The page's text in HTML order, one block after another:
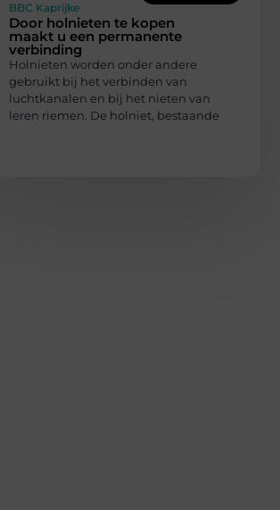
BBC Kaprijke
Door holnieten te kopen
maakt u een permanente
verbinding
Holnieten worden onder andere
gebruikt bij het verbinden van
luchtkanalen en bij het nieten van
leren riemen. De holniet, bestaande